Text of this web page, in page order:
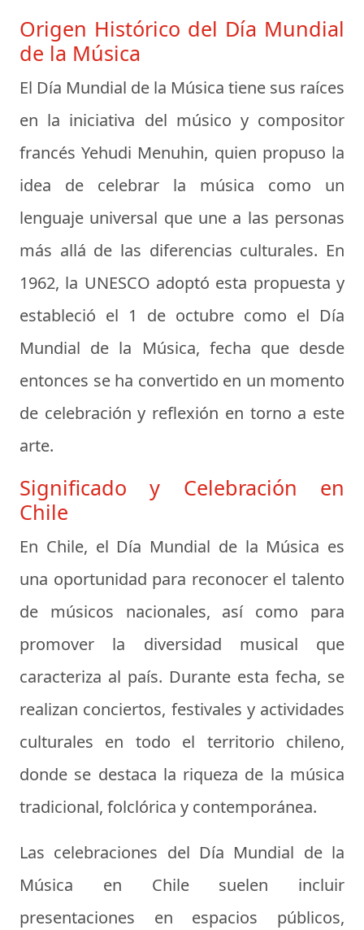
Origen Histórico del Día Mundial
de la Música
El Día Mundial de la Música tiene sus raíces
en la iniciativa del músico y compositor
francésYehudi Menuhin, quien propuso la
idea de celebrar la música como un
lenguaje universal que une a las personas
más allá de las diferencias culturales. En
1962, la UNESCO adoptó esta propuesta y
estableció el 1 de octubre como el Día
Mundial de la Música, fecha que desde
entonces se ha convertido en un momento
de celebración y reflexión en torno a este
arte.
Significado y Celebración en
Chile
En Chile, el Día Mundial de la Música es
una oportunidad para reconocer el talento
de músicos nacionales, así como para
promover la diversidad musical que
caracteriza al país. Durante esta fecha, se
realizan conciertos, festivales y actividades
culturales en todo el territorio chileno,
donde se destaca la riqueza de la música
tradicional, folclórica y contemporánea.
Las celebraciones del Día Mundial de la
Música en Chile suelen incluir
presentaciones en espacios públicos,